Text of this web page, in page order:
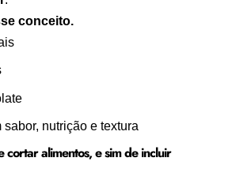
conceito.
sabor, nutrição e textura
cortar alimentos, e sim de incluir